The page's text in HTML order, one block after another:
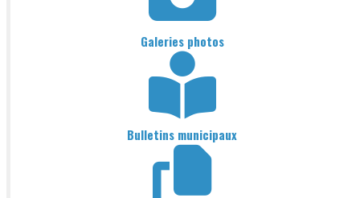
Galeries photos
Bulletins municipaux